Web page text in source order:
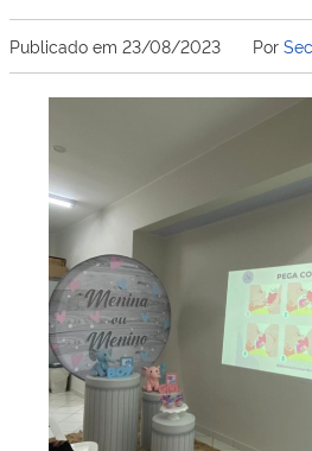
Publicado em 23/08/2023 Por